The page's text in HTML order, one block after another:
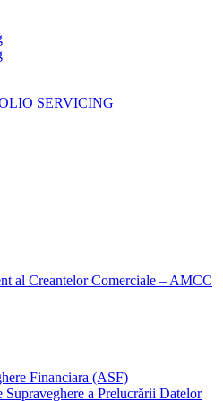
SERVICING
al Creantelor Comerciale – AMCC
Financiara (ASF)
Supraveghere a Prelucrării Datelor